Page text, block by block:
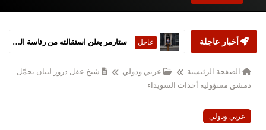
أخبار عاجلة عاجل ستارمر يعلن استقالته من رئاسة الحكومة البريطانية
الصفحة الرئيسية عربي ودولي
شيخ عقل دروز لبنان يحمّل
دمشق مسؤولية أحداث السويداء
عربي ودولي